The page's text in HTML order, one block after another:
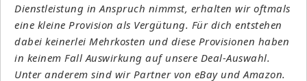
Dienstleistung in Anspruch nimmst, erhalten wir oftmals
eine kleine Provision als Vergütung. Für dich entstehen
dabei keinerlei Mehrkosten und diese Provisionen haben
in keinem Fall Auswirkung auf unsere Deal-Auswahl.
Unter anderem sind wir Partner von eBay und Amazon.